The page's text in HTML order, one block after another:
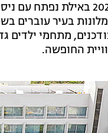
בעיר עוברים
מתחמי ילדים
החופשה.